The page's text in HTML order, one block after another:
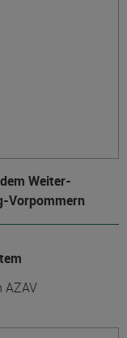
Weiter­
Vorpommern
AZAV